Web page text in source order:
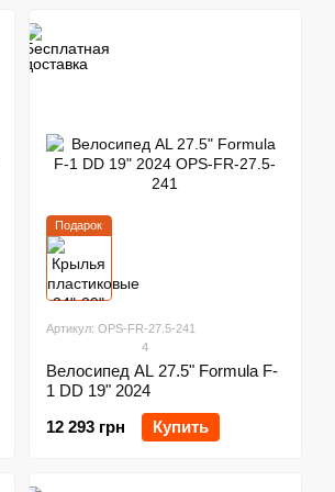
Подарок
Артикул: OPS-FR-27.5-241
4
Велосипед AL 27.5" Formula F-
1 DD 19" 2024
12 293 грн
Купить